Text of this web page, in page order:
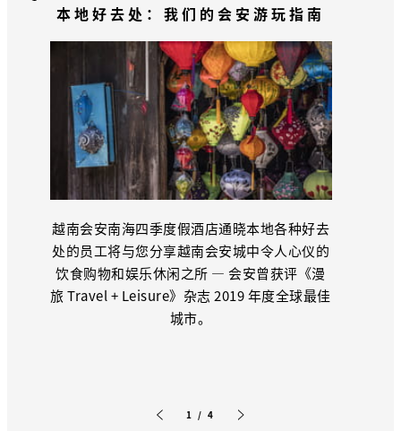
本地好去处：我们的会安游玩指南
越南会安南海四季度假酒店通晓本地各种好去
处的员工将与您分享越南会安城中令人心仪的
饮食购物和娱乐休闲之所 — 会安曾获评《漫
旅 Travel + Leisure》杂志 2019 年度全球最佳
城市。
1 / 4